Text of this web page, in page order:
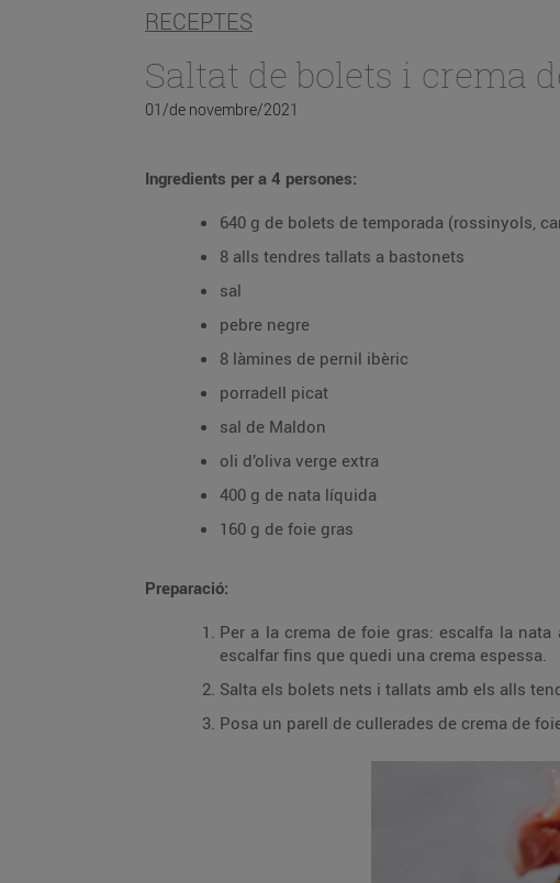
RECEPTES
Saltat de bolets i crema
01/de novembre/2021
Ingredients per a 4 persones:
640 g de bolets de temporada (rossinyols,
8 alls tendres tallats a bastonets
sal
pebre negre
8 làmines de pernil ibèric
porradell picat
sal de Maldon
oli d’oliva verge extra
400 g de nata líquida
160 g de foie gras
Preparació:
Per a la crema de foie gras: escalfa la
escalfar fins que quedi una crema espessa.
Salta els bolets nets i tallats amb els alls
Posa un parell de cullerades de crema de